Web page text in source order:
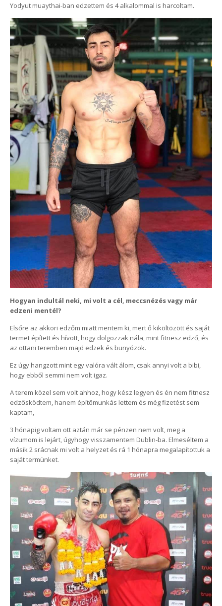
Yodyut muaythai-ban edzettem és 4 alkalommal is harcoltam.
Hogyan indultál neki, mi volt a cél, meccsnézés vagy már
edzeni mentél?
Elsőre az akkori edzőm miatt mentem ki, mert ő kiköltözött és saját
termet épített és hívott, hogy dolgozzak nála, mint fitnesz edző, és
az ottani teremben majd edzek és bunyózok.
Ez úgy hangzott mint egy valóra vált álom, csak annyi volt a bibi,
hogy ebből semmi nem volt igaz.
A terem közel sem volt ahhoz, hogy kész legyen és én nem fitnesz
edzősködtem, hanem építőmunkás lettem és még fizetést sem
kaptam,
3 hónapig voltam ott aztán már se pénzen nem volt, meg a
vízumom is lejárt, úgyhogy visszamentem Dublin-ba. Elmeséltem a
másik 2 srácnak mi volt a helyzet és rá 1 hónapra megalapítottuk a
saját termünket.